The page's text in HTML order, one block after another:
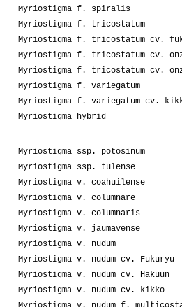
Myriostigma f. spiralis
Myriostigma f. tricostatum
Myriostigma f. tricostatum cv.
Myriostigma f. tricostatum cv.
Myriostigma f. tricostatum cv.
Myriostigma f. variegatum
Myriostigma f. variegatum cv.
Myriostigma hybrid
Myriostigma ssp. potosinum
Myriostigma ssp. tulense
Myriostigma v. coahuilense
Myriostigma v. columnare
Myriostigma v. columnaris
Myriostigma v. jaumavense
Myriostigma v. nudum
Myriostigma v. nudum cv. Fukuryu
Myriostigma v. nudum cv. Hakuun
Myriostigma v. nudum cv. kikko